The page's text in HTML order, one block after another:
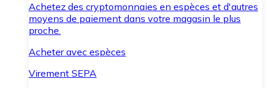
Achetez des cryptomonnaies en espèces et d'autres
moyens de paiement dans votre magasin le plus
proche.
Acheter avec espèces
Virement SEPA